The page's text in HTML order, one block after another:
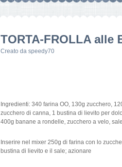
TORTA-FROLLA alle
Creato da speedy70
Ingredienti: 340 farina OO, 130g zucchero,
zucchero di canna, 1 bustina di lievito per
400g banane a rondelle, zucchero a velo, sale
Inserire nel mixer 250g di farina con lo
bustina di lievito e il sale; azionare